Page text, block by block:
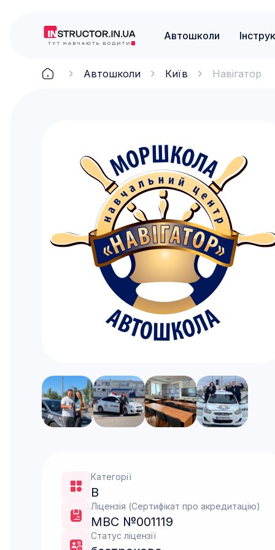
Автошколи
Автошколи Київ Навігатор
Категорії
B
Ліцензія (Сертифікат про акредитацію)
МВС №001119
Статус ліцензії